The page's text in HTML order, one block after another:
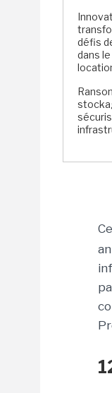
défis
dans